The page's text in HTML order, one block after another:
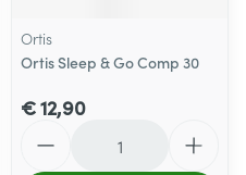
Ortis
Ortis Sleep & Go Comp 30
€ 12,90